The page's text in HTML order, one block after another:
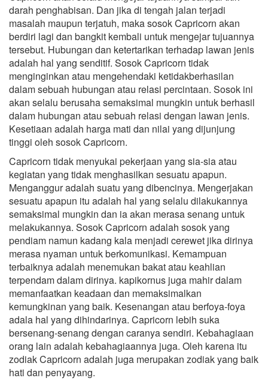
darah penghabisan. Dan jika di tengah jalan terjadi
masalah maupun terjatuh, maka sosok Capricorn akan
berdiri lagi dan bangkit kembali untuk mengejar tujuannya
tersebut. Hubungan dan ketertarikan terhadap lawan jenis
adalah hal yang senditif. Sosok Capricorn tidak
menginginkan atau mengehendaki ketidakberhasilan
dalam sebuah hubungan atau relasi percintaan. Sosok ini
akan selalu berusaha semaksimal mungkin untuk berhasil
dalam hubungan atau sebuah relasi dengan lawan jenis.
Kesetiaan adalah harga mati dan nilai yang dijunjung
tinggi oleh sosok Capricorn.
Capricorn tidak menyukai pekerjaan yang sia-sia atau
kegiatan yang tidak menghasilkan sesuatu apapun.
Menganggur adalah suatu yang dibencinya. Mengerjakan
sesuatu apapun itu adalah hal yang selalu dilakukannya
semaksimal mungkin dan ia akan merasa senang untuk
melakukannya. Sosok Capricorn adalah sosok yang
pendiam namun kadang kala menjadi cerewet jika dirinya
merasa nyaman untuk berkomunikasi. Kemampuan
terbaiknya adalah menemukan bakat atau keahlian
terpendam dalam dirinya. kapikornus juga mahir dalam
memanfaatkan keadaan dan memaksimalkan
kemungkinan yang baik. Kesenangan atau berfoya-foya
adala hal yang dihindarinya. Capricorn lebih suka
bersenang-senang dengan caranya sendiri. Kebahagiaan
orang lain adalah kebahagiaannya juga. Oleh karena itu
zodiak Capricorn adalah juga merupakan zodiak yang baik
hati dan penyayang.